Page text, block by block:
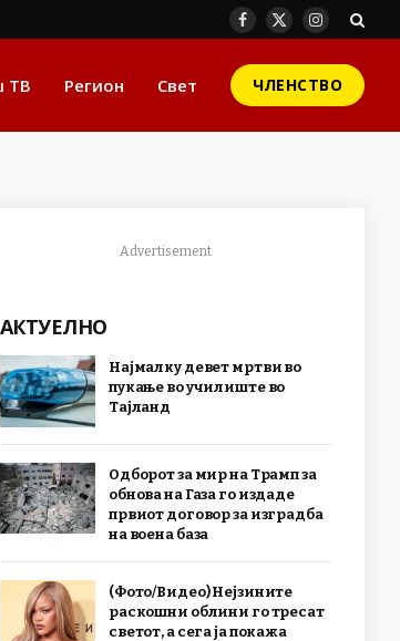
Facebook
X
Instagram
ТВ Регион Свет ЧЛЕНСТВО
Advertisement
АКТУЕЛНО
Најмалку девет мртви во
пукање во училиште во
Тајланд
Одборот за мир на Трамп за
обнова на Газа го издаде
првиот договор за изградба
на воена база
(Фото/Видео) Нејзините
раскошни облини го тресат
светот, а сега ја покажа